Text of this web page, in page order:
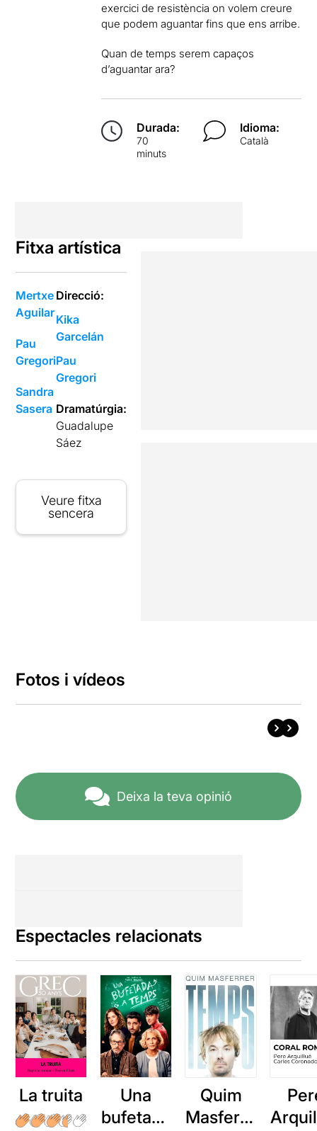
exercici de resistència on volem creure
que podem aguantar fins que ens arribe.
Quan de temps serem capaços
d’aguantar ara?
Durada:
70
minuts
Idioma:
Català
Fitxa artística
Mertxe
Aguilar
Pau
Gregori
Sandra
Sasera
Direcció:
Kika
Garcelán
Pau
Gregori
Dramatúrgia:
Guadalupe
Sáez
Veure fitxa
sencera
Fotos i vídeos
Deixa la teva opinió
Espectacles relacionats
La truita
Una
bufetada
Quim
Masferre